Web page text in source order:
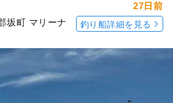
坂町 マリーナ
27日前
釣り船詳細を見る